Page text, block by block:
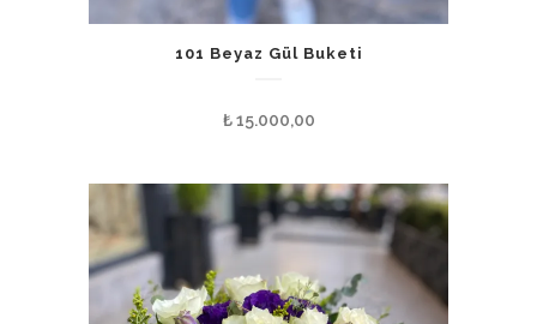
101 Beyaz Gül Buketi
₺15.000,00